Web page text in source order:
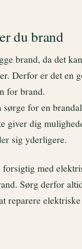
du brand
brand, da det
Derfor er det en
for brand.
sørge for en
giver dig
sig yderligere.
med
Sørg derfor
reparere